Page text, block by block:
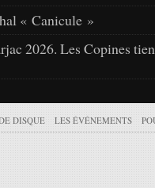
« Canicule »
2026. Les Copines
DISQUE LES ÉVÉNEMENTS